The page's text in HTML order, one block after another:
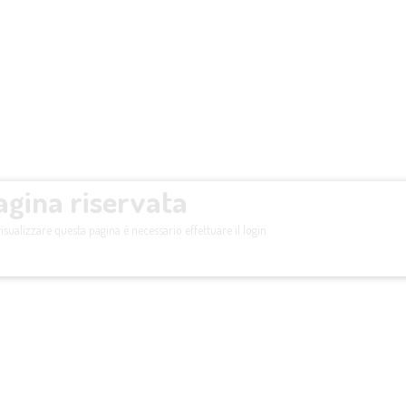
riservata
questa pagina è necessario effettuare il login